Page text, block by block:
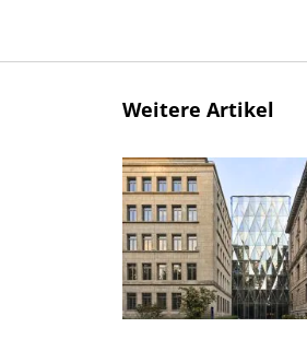
Weitere Artikel